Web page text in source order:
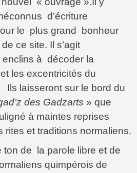
d’écriture
le plus grand bonheur
ce site. Il s’agit
enclins à décoder la
les excentricités du
Ils laisseront sur le bord du
des Gadzarts » que
à maintes reprises
rites et traditions normaliens.
ton de la parole libre et de
quimpérois de